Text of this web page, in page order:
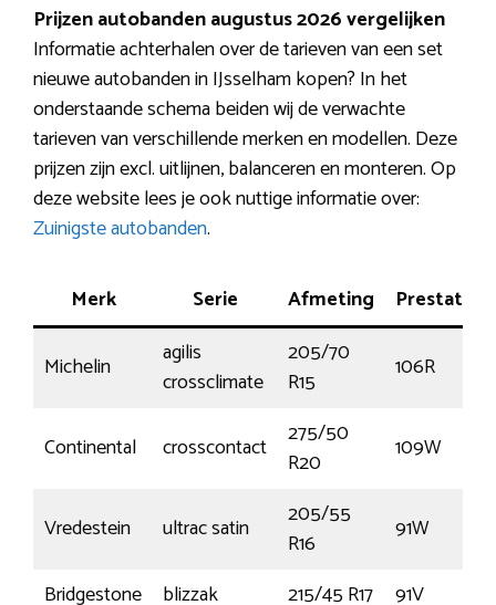
Prijzen autobanden augustus 2026 vergelijken
Informatie achterhalen over de tarieven van een set
nieuwe autobanden in IJsselham kopen? In het
onderstaande schema beiden wij de verwachte
tarieven van verschillende merken en modellen. Deze
prijzen zijn excl. uitlijnen, balanceren en monteren. Op
deze website lees je ook nuttige informatie over:
Zuinigste autobanden.
Merk Serie Afmeting Prestatie
Michelin
agilis
crossclimate
205/70
R15
106R
Continental crosscontact
275/50
R20
109W
Vredestein ultrac satin
205/55
R16
91W
Bridgestone
blizzak 215/45 R17
91V